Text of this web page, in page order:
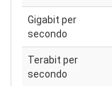
Gigabit per
secondo
Terabit per
secondo